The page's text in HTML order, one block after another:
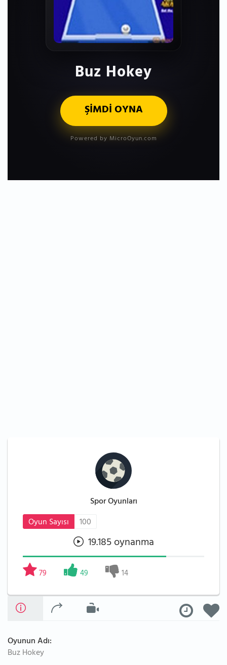
Buz Hokey
ŞİMDİ OYNA
Powered by MicroOyun.com
Spor Oyunları
Oyun Sayısı
100
19.185 oynanma
79 49 14
Oyunun Adı:
Buz Hokey